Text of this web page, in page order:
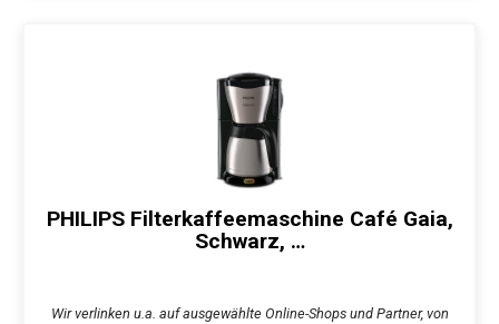
PHILIPS Filterkaffeemaschine Café Gaia,
Schwarz, …
Wir verlinken u.a. auf ausgewählte Online-Shops und Partner, von